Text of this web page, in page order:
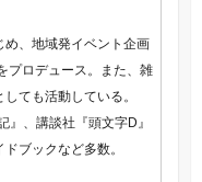
、地域発イベント企画
プロデュース。また、雑
ても活動している。
、講談社『頭文字D』
ブックなど多数。